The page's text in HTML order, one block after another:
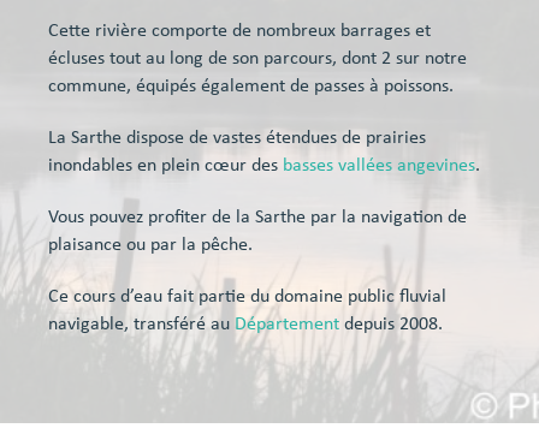
Cette rivière comporte de nombreux barrages et
écluses tout au long de son parcours, dont 2 sur notre
commune, équipés également de passes à poissons.
La Sarthe dispose de vastes étendues de prairies
inondables en plein cœur des basses vallées angevines.
Vous pouvez profiter de la Sarthe par la navigation de
plaisance ou par la pêche.
Ce cours d’eau fait partie du domaine public fluvial
navigable, transféré au Département depuis 2008.